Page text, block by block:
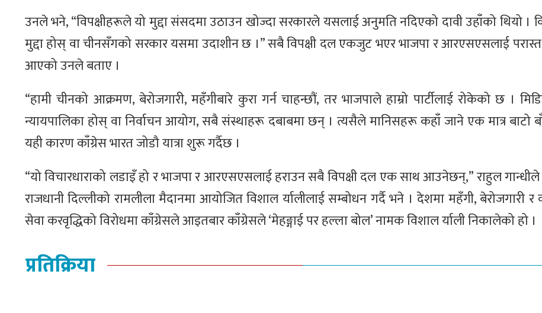
उनले भने, “विपक्षीहरूले यो मुद्दा संसदमा उठाउन खोज्दा सरकारले यसलाई अनुमति नदिएको दावी उहाँको थियो ।
मुद्दा होस् वा चीनसँगको सरकार यसमा उदाशीन छ ।” सबै विपक्षी दल एकजुट भएर भाजपा र आरएसएसलाई परास्त
आएको उनले बताए ।
“हामी चीनको आक्रमण, बेरोजगारी, महँगीबारे कुरा गर्न चाहन्छौं, तर भाजपाले हाम्रो पार्टीलाई रोकेको छ ।
न्यायपालिका होस् वा निर्वाचन आयोग, सबै संस्थाहरू दबाबमा छन् । त्यसैले मानिसहरू कहाँ जाने एक मात्र बाटो
यही कारण काँग्रेस भारत जोडौ यात्रा शुरू गर्दैछ ।
“यो विचारधाराको लडाइँ हो र भाजपा र आरएसएसलाई हराउन सबै विपक्षी दल एक साथ आउनेछन्,” राहुल
राजधानी दिल्लीको रामलीला मैदानमा आयोजित विशाल र्यालीलाई सम्बोधन गर्दै भने । देशमा महँगी, बेरोजगारी र
सेवा करवृद्धिको विरोधमा काँग्रेसले आइतबार काँग्रेसले ‘मेहङ्गाई पर हल्ला बोल’ नामक विशाल र्याली निकालेको हो ।
प्रतिक्रिया